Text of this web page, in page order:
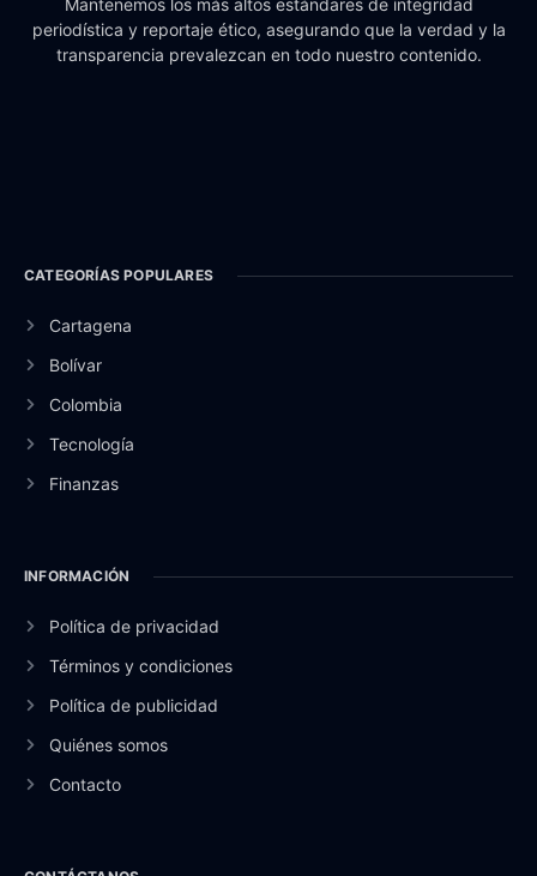
Mantenemos los más altos estándares de integridad
periodística y reportaje ético, asegurando que la verdad y la
transparencia prevalezcan en todo nuestro contenido.
CATEGORÍAS POPULARES
Cartagena
Bolívar
Colombia
Tecnología
Finanzas
INFORMACIÓN
Política de privacidad
Términos y condiciones
Política de publicidad
Quiénes somos
Contacto